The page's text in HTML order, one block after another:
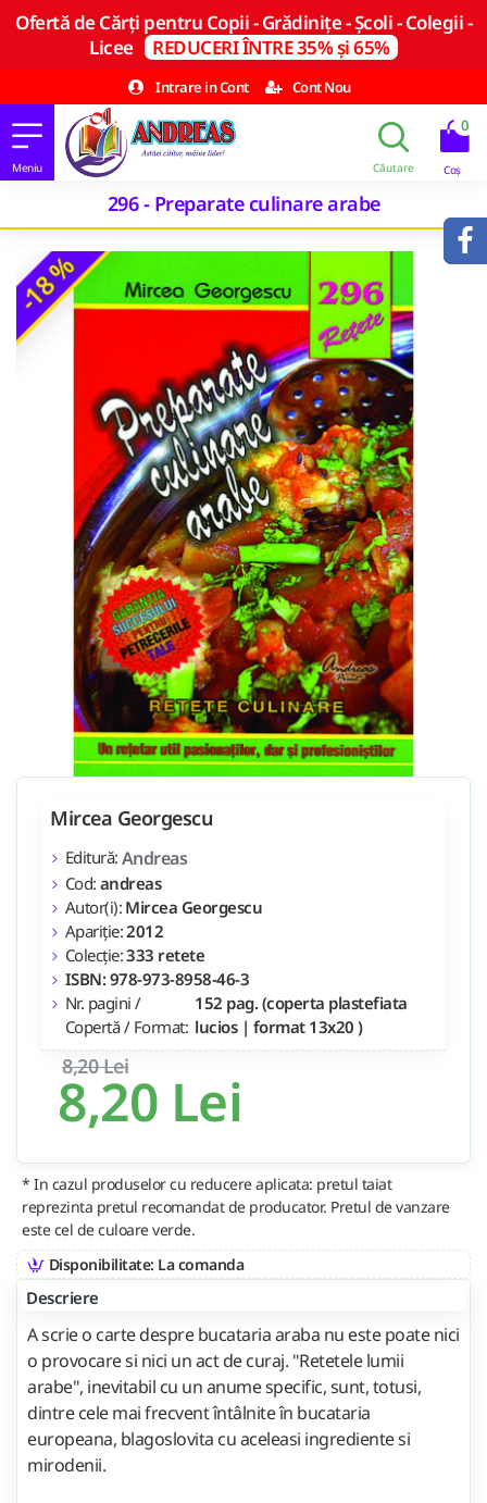
Ofertă de Cărți pentru Copii - Grădinițe - Școli - Colegii -
Licee REDUCERI ÎNTRE 35% și 65%
Intrare in Cont
Cont Nou
0
296 - Preparate culinare arabe
-18 %
8,20 Lei
8,20 Lei
Mircea Georgescu
Editură: Andreas
Cod: andreas
Autor(i): Mircea Georgescu
Apariție:2012
Colecție:333 retete
ISBN: 978-973-8958-46-3
Nr. pagini /
Copertă / Format:
152 pag. (coperta plastefiata
lucios | format 13x20 )
* In cazul produselor cu reducere aplicata: pretul taiat
reprezinta pretul recomandat de producator. Pretul de vanzare
este cel de culoare verde.
Disponibilitate: La comanda
Descriere
A scrie o carte despre bucataria araba nu este poate nici
o provocare si nici un act de curaj. "Retetele lumii
arabe", inevitabil cu un anume specific, sunt, totusi,
dintre cele mai frecvent întâlnite în bucataria
europeana, blagoslovita cu aceleasi ingrediente si
mirodenii.